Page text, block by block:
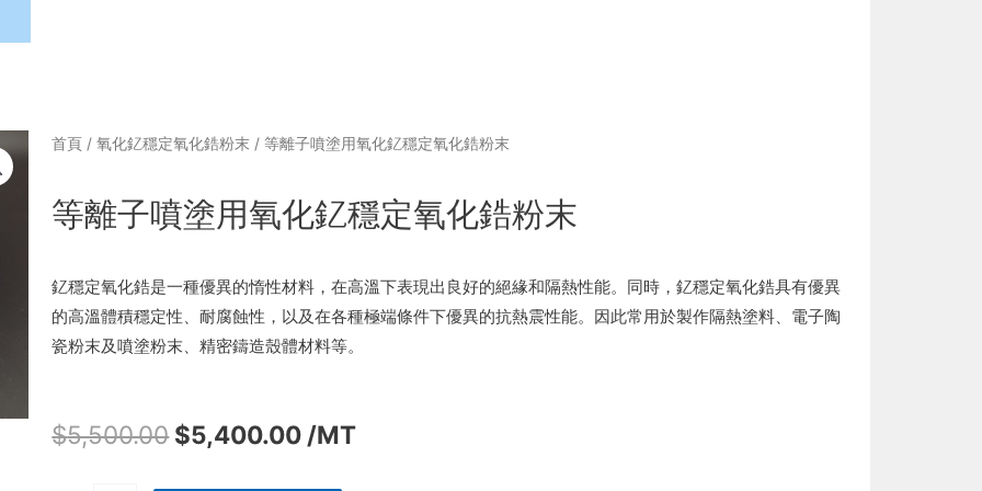
首頁 /氧化釔穩定氧化鋯粉末 / 等離子噴塗用氧化釔穩定氧化鋯粉末
等離子噴塗用氧化釔穩定氧化鋯粉末
釔穩定氧化鋯是一種優異的惰性材料，在高溫下表現出良好的絕緣和隔熱性能。同時，釔穩定氧化鋯具有優異
的高溫體積穩定性、耐腐蝕性，以及在各種極端條件下優異的抗熱震性能。因此常用於製作隔熱塗料、電子陶
瓷粉末及噴塗粉末、精密鑄造殼體材料等。
$5,500.00 $5,400.00 /MT